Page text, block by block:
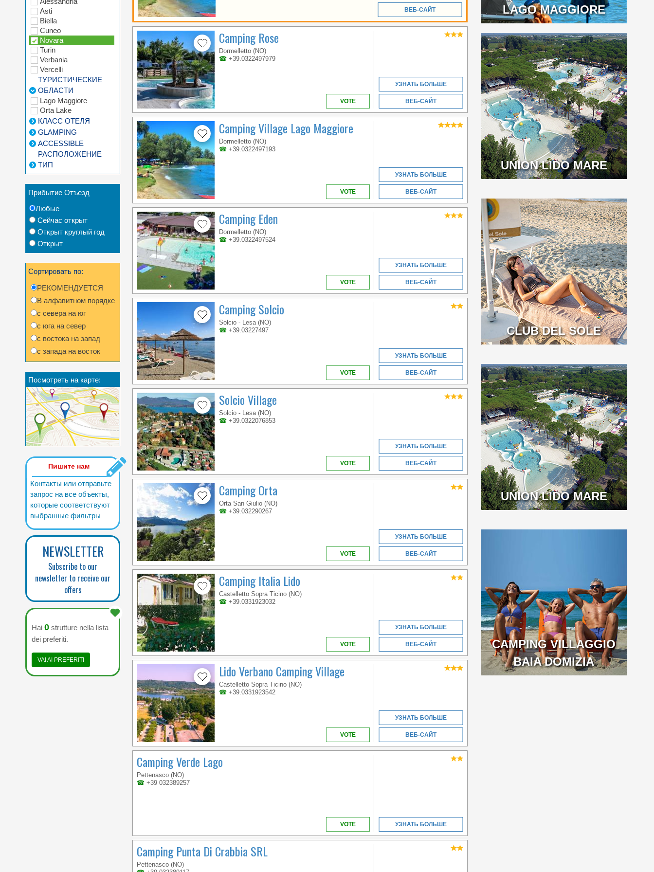
Asti
Biella
Cuneo
Novara
Turin
Verbania
Vercelli
ТУРИСТИЧЕСКИЕ
ОБЛАСТИ
Lago Maggiore
Orta Lake
КЛАСС ОТЕЛЯ
GLAMPING
ACCESSIBLE
РАСПОЛОЖЕНИЕ
ТИП
Прибытие Отъезд
Любые
Сейчас открыт
Открыт круглый год
Открыт
Сортировать по:
РЕКОМЕНДУЕТСЯ
В алфавитном порядке
с севера на юг
с юга на север
с востока на запад
с запада на восток
Посмотреть на карте:
Пишите нам
Контакты или отправьте
запрос на все объекты,
которые соответствуют
выбранные фильтры
NEWSLETTER
Subscribe to our
newsletter to receive our
offers
Hai 0 strutture nella lista
dei preferiti.
VAI AI PREFERITI
ВЕБ-САЙТ
Camping Rose
Dormelletto (NO)
☎ +39.0322497979
VOTE
УЗНАТЬ БОЛЬШЕ
ВЕБ-САЙТ
Camping Village Lago Maggiore
Dormelletto (NO)
☎ +39.0322497193
VOTE
УЗНАТЬ БОЛЬШЕ
ВЕБ-САЙТ
Camping Eden
Dormelletto (NO)
☎ +39.0322497524
VOTE
УЗНАТЬ БОЛЬШЕ
ВЕБ-САЙТ
Camping Solcio
Solcio - Lesa (NO)
☎ +39.03227497
VOTE
УЗНАТЬ БОЛЬШЕ
ВЕБ-САЙТ
Solcio Village
Solcio - Lesa (NO)
☎ +39.0322076853
VOTE
УЗНАТЬ БОЛЬШЕ
ВЕБ-САЙТ
Camping Orta
Orta San Giulio (NO)
☎ +39.032290267
VOTE
УЗНАТЬ БОЛЬШЕ
ВЕБ-САЙТ
Camping Italia Lido
Castelletto Sopra Ticino (NO)
☎ +39.0331923032
VOTE
УЗНАТЬ БОЛЬШЕ
ВЕБ-САЙТ
Lido Verbano Camping Village
Castelletto Sopra Ticino (NO)
☎ +39.0331923542
VOTE
УЗНАТЬ БОЛЬШЕ
ВЕБ-САЙТ
Camping Verde Lago
Pettenasco (NO)
☎ +39 032389257
VOTE УЗНАТЬ БОЛЬШЕ
Camping Punta Di Crabbia SRL
Pettenasco (NO)
LAGO MAGGIORE
UNION LIDO MARE
EASY SUMMER OFFER:
CLUB DEL SOLE
WELCOME TO THE
FIRST 5 STAR CAMPING
IN ITALY
UNION LIDO MARE
A BEACH OVER 1KM
LONG LOCATED IN THE
BEAUTIFUL GOLFO DI
GAETA
CAMPING VILLAGGIO
BAIA DOMIZIA
CAMPANIA